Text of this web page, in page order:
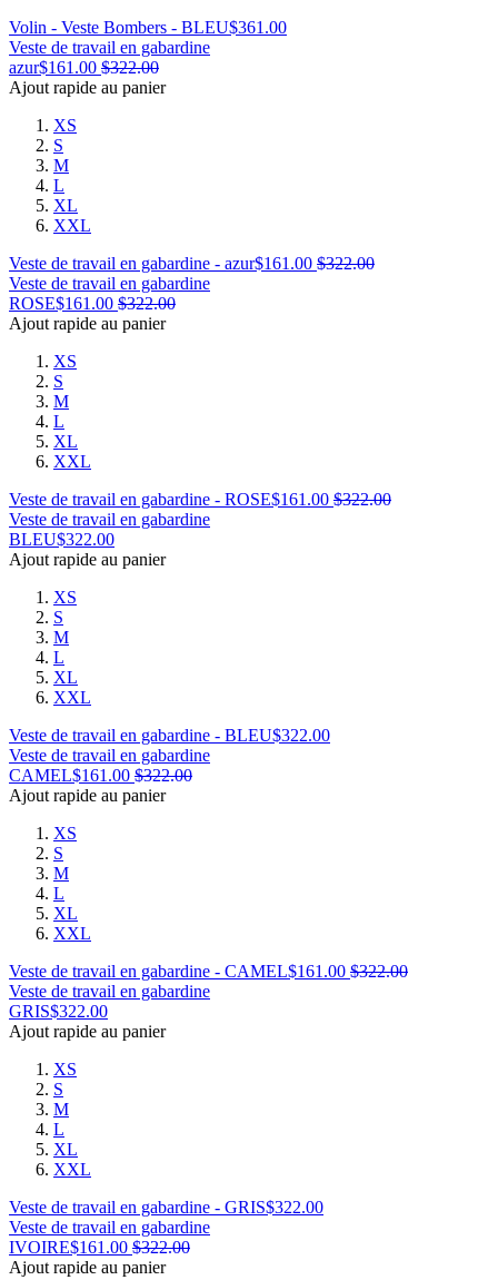
Volin - Veste Bombers - BLEU$361.00
Veste de travail en gabardine
azur$161.00 $322.00
Ajout rapide au panier
XS
S
M
L
XL
XXL
Veste de travail en gabardine - azur$161.00 $322.00
Veste de travail en gabardine
ROSE$161.00 $322.00
Ajout rapide au panier
XS
S
M
L
XL
XXL
Veste de travail en gabardine - ROSE$161.00 $322.00
Veste de travail en gabardine
BLEU$322.00
Ajout rapide au panier
XS
S
M
L
XL
XXL
Veste de travail en gabardine - BLEU$322.00
Veste de travail en gabardine
CAMEL$161.00 $322.00
Ajout rapide au panier
XS
S
M
L
XL
XXL
Veste de travail en gabardine - CAMEL$161.00 $322.00
Veste de travail en gabardine
GRIS$322.00
Ajout rapide au panier
XS
S
M
L
XL
XXL
Veste de travail en gabardine - GRIS$322.00
Veste de travail en gabardine
IVOIRE$161.00 $322.00
Ajout rapide au panier